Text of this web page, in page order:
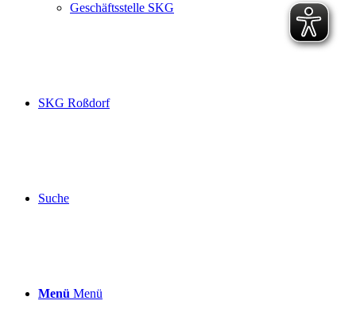
Geschäftsstelle SKG
SKG Roßdorf
Suche
Menü Menü